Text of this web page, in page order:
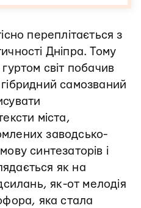
переплітається з
Дніпра. Тому
світ побачив
самозваний
міста,
заводсько-
синтезаторів і
як на
як-от мелодія
яка стала